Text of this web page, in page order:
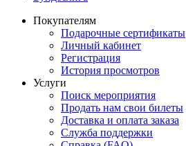
Покупателям
Подарочные сертификаты
Личный кабинет
Регистрация
История просмотров
Услуги
Поиск мероприятия
Продать нам свои билеты
Доставка и оплата заказа
Служба поддержки